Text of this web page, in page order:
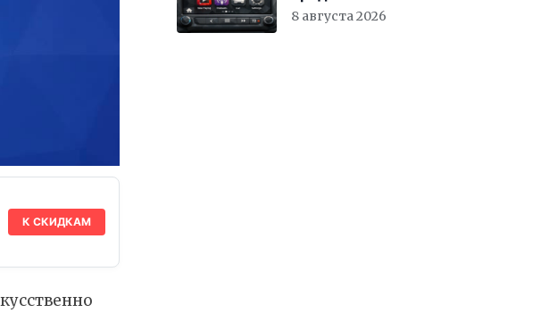
К СКИДКАМ
отказываться от
8 августа 2026